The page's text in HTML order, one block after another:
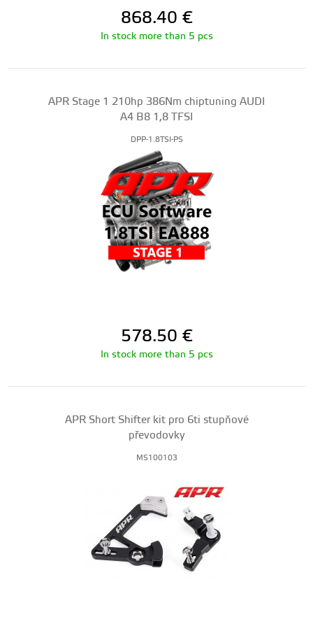
868.40 €
In stock more than 5 pcs
APR Stage 1 210hp 386Nm chiptuning AUDI
A4 B8 1,8 TFSI
DPP-1.8TSI-PS
578.50 €
In stock more than 5 pcs
APR Short Shifter kit pro 6ti stupňové
převodovky
MS100103